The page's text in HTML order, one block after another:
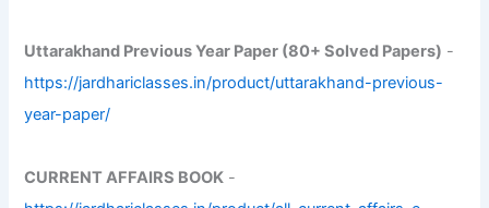
Uttarakhand Previous Year Paper (80+ Solved Papers) -
https://jardhariclasses.in/product/uttarakhand-previous-
year-paper/
CURRENT AFFAIRS BOOK -